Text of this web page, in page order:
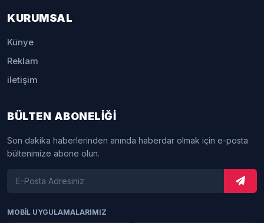
KURUMSAL
Künye
Reklam
iletişim
BÜLTEN ABONELİĞİ
Son dakika haberlerinden anında haberdar olmak için e-posta
bültenimize abone olun.
MOBİL UYGULAMALARIMIZ